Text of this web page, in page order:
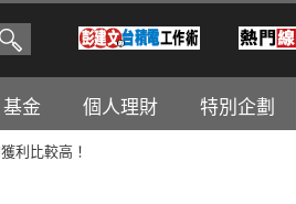
基金 個人理財 特別企劃
利比較高！